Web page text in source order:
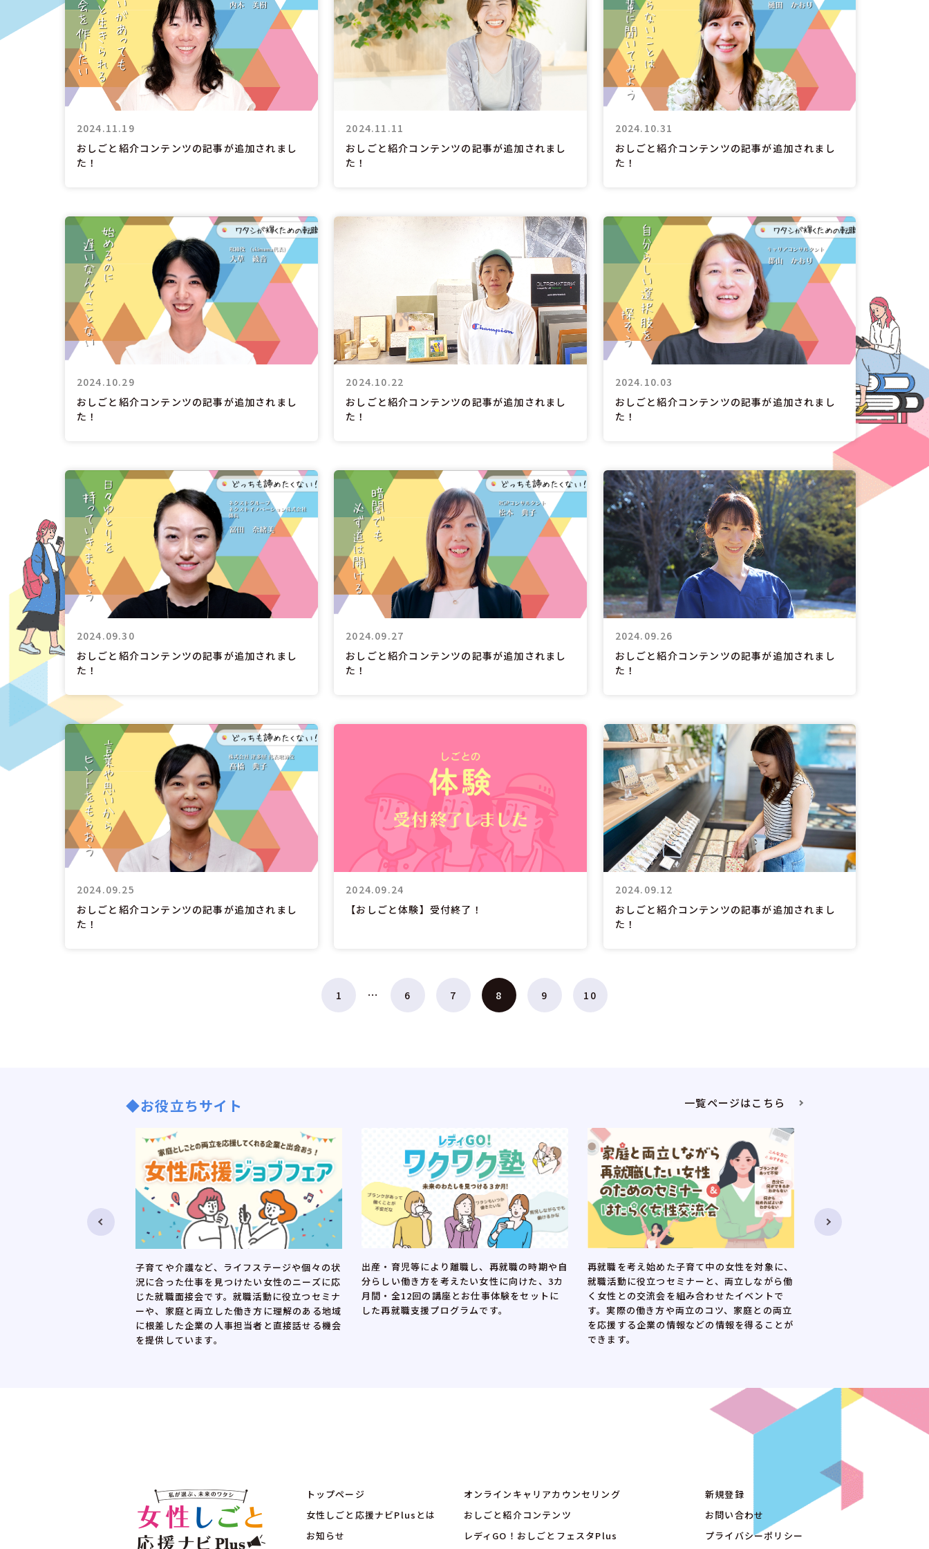
2024.11.19
おしごと紹介コンテンツの記事が追加されまし
た！
2024.11.11
おしごと紹介コンテンツの記事が追加されまし
た！
2024.10.31
おしごと紹介コンテンツの記事が追加されまし
た！
2024.10.29
おしごと紹介コンテンツの記事が追加されまし
た！
2024.10.22
おしごと紹介コンテンツの記事が追加されまし
た！
2024.10.03
おしごと紹介コンテンツの記事が追加されまし
た！
2024.09.30
おしごと紹介コンテンツの記事が追加されまし
た！
2024.09.27
おしごと紹介コンテンツの記事が追加されまし
た！
2024.09.26
おしごと紹介コンテンツの記事が追加されまし
た！
2024.09.25
おしごと紹介コンテンツの記事が追加されまし
た！
2024.09.24
【おしごと体験】受付終了！
2024.09.12
おしごと紹介コンテンツの記事が追加されまし
た！
1 … 6 7 8 9 10
◆お役立ちサイト 一覧ページはこちら
子育てや介護など、ライフステージや個々の状
況に合った仕事を見つけたい女性のニーズに応
じた就職面接会です。就職活動に役立つセミナ
ーや、家庭と両立した働き方に理解のある地域
に根差した企業の人事担当者と直接話せる機会
を提供しています。
出産・育児等により離職し、再就職の時期や自
分らしい働き方を考えたい女性に向けた、3カ
月間・全12回の講座とお仕事体験をセットに
した再就職支援プログラムです。
再就職を考え始めた子育て中の女性を対象に、
就職活動に役立つセミナーと、両立しながら働
く女性との交流会を組み合わせたイベントで
す。実際の働き方や両立のコツ、家庭との両立
を応援する企業の情報などの情報を得ることが
できます。
トップページ
女性しごと応援ナビPlusとは
お知らせ
オンラインキャリアカウンセリング
おしごと紹介コンテンツ
レディGO！おしごとフェスタPlus
新規登録
お問い合わせ
プライバシーポリシー